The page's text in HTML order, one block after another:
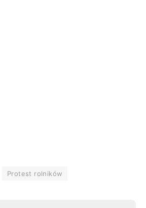
Protest rolników